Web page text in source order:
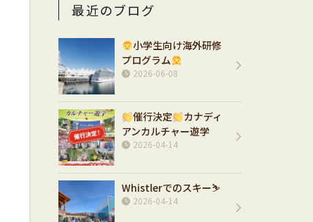
最近のブログ
小学生向け海外研修
プログラム
2026-06-08
催行決定
カナディ
アンカルチャー遊学
2026-04-14
Whistlerでのスキー⛷️
2026-04-14